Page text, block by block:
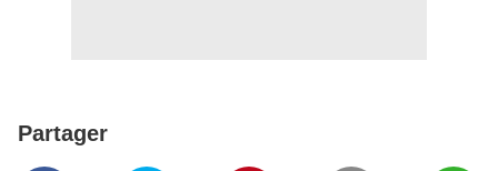
Partager